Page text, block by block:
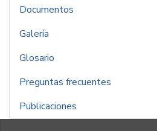
Documentos
Galería
Glosario
Preguntas frecuentes
Publicaciones